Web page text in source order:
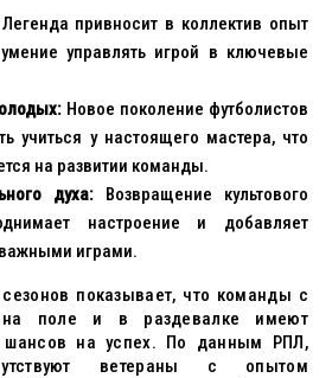
привносит в коллектив опыт
управлять игрой в ключевые
Новое поколение футболистов
учиться у настоящего мастера, что
на развитии команды.
духа:Возвращение культового
настроение и добавляет
играми.
показывает, что команды с
поле и в раздевалке имеют
шансов на успех. По данным РПЛ,
ветераны с опытом